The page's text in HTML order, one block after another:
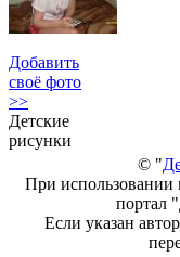
Добавить
своё фото
>>
Детские
рисунки
© "
При использовании
портал
Если указан